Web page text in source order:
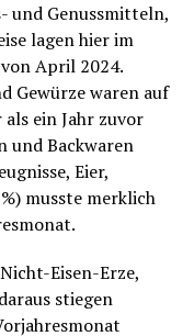
und Genussmitteln,
lagen hier im
April 2024.
Gewürze waren auf
ein Jahr zuvor
und Backwaren
Eier,
musste merklich
Eisen-Erze,
stiegen